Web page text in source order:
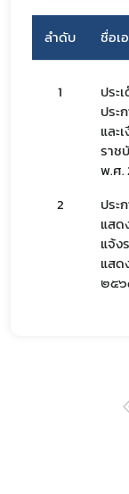
ลำดับ ชื่อเ
1
ประ
ประ
และ
ราช
พ.ศ.
2
ประ
แสด
แจ้ง
แสด
๒๕
สมุนไพ